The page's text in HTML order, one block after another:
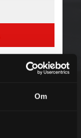
Om
integritetspolicy